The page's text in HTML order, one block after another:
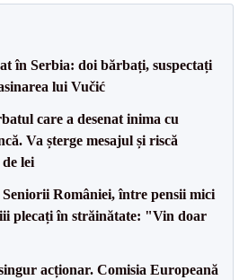
în Serbia: doi bărbați, suspectați
lui Vučić
care a desenat inima cu
Va șterge mesajul și riscă
lei
României, între pensii mici
plecați în străinătate: "Vin doar
acționar. Comisia Europeană